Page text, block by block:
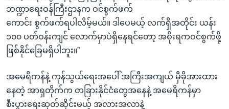
ဘဏ္ဍာရေးဝန်ကြီးဌာနက ဝင်စွက်ဖက်
ကောင်း စွက်ဖက်ရပါလိမ့်မယ်။ ဒါပေမယ့် လက်ရှိအတိုင်း ယန်း
၁၀၀ ပတ်ဝန်းကျင် လောက်မှာပဲရှိနေရင်တော့ အစိုးရကဝင်စွက်ဖို့
ဖြစ်နိုင်ခြေမရှိပါဘူး။”
အမေရိကန်နဲ့ ကုန်သွယ်ရေးအပေါ် အကြီးအကျယ် မှီခိုအားထား
နေတဲ့ အာရှတိုက်က တခြားနိုင်ငံတွေအနေနဲ့ အမေရိကန်မှာ
စီးပွားရေးဆုတ်ဆိုင်းမယ့် အလားအလာနဲ့